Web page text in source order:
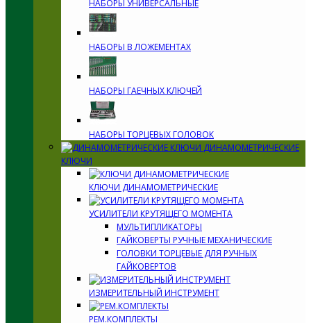
НАБОРЫ УНИВЕРСАЛЬНЫЕ
НАБОРЫ В ЛОЖЕМЕНТАХ
НАБОРЫ ГАЕЧНЫХ КЛЮЧЕЙ
НАБОРЫ ТОРЦЕВЫХ ГОЛОВОК
ДИНАМОМЕТРИЧЕСКИЕ
КЛЮЧИ
КЛЮЧИ ДИНАМОМЕТРИЧЕСКИЕ
УСИЛИТЕЛИ КРУТЯЩЕГО МОМЕНТА
МУЛЬТИПЛИКАТОРЫ
ГАЙКОВЕРТЫ РУЧНЫЕ МЕХАНИЧЕСКИЕ
ГОЛОВКИ ТОРЦЕВЫЕ ДЛЯ РУЧНЫХ
ГАЙКОВЕРТОВ
ИЗМЕРИТЕЛЬНЫЙ ИНСТРУМЕНТ
РЕМ.КОМПЛЕКТЫ